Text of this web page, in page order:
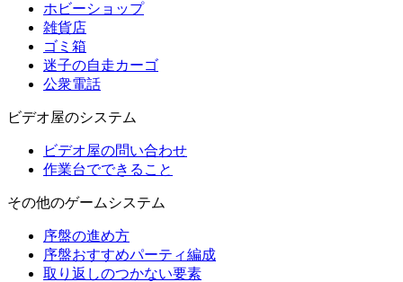
ホビーショップ
雑貨店
ゴミ箱
迷子の自走カーゴ
公衆電話
ビデオ屋のシステム
ビデオ屋の問い合わせ
作業台でできること
その他のゲームシステム
序盤の進め方
序盤おすすめパーティ編成
取り返しのつかない要素